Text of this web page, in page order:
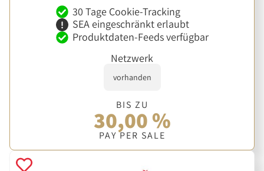
30 Tage Cookie-Tracking
SEA eingeschränkt erlaubt
Produktdaten-Feeds verfügbar
Netzwerk
vorhanden
BIS ZU
30,00 %
PAY PER SALE